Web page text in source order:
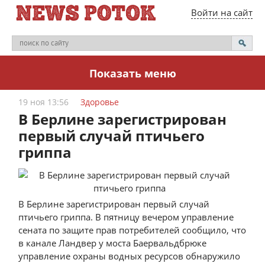
Войти на сайт
Показать меню
19 ноя 13:56 Здоровье
В Берлине зарегистрирован
первый случай птичьего
гриппа
В Берлине зарегистрирован первый случай
птичьего гриппа. В пятницу вечером управление
сената по защите прав потребителей сообщило, что
в канале Ландвер у моста Баервальдбрюке
управление охраны водных ресурсов обнаружило